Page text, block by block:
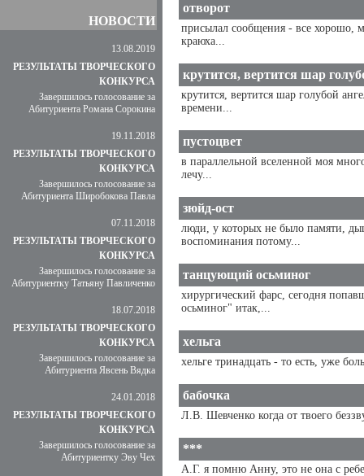
НОВОСТИ
13.08.2019
РЕЗУЛЬТАТЫ ТВОРЧЕСКОГО
КОНКУРСА
Завершилось голосование за
Абитуриента Романа Сорокина
19.11.2018
РЕЗУЛЬТАТЫ ТВОРЧЕСКОГО
КОНКУРСА
Завершилось голосование за
Абитуриента Широбокова Павла
07.11.2018
РЕЗУЛЬТАТЫ ТВОРЧЕСКОГО
КОНКУРСА
Завершилось голосование за
Абитуриентку Татьяну Павличенко
18.07.2018
РЕЗУЛЬТАТЫ ТВОРЧЕСКОГО
КОНКУРСА
Завершилось голосование за
Абитуриента Явсень Вядка
24.01.2018
РЕЗУЛЬТАТЫ ТВОРЧЕСКОГО
КОНКУРСА
Завершилось голосование за
Абитуриентку Эву Чех
отворот
присылал сообщения - все хорошо,
краюха...
крутится, вертится шар
крутится, вертится шар голубой
времени...
пустоцвет
в параллельной вселенной моя
лечу...
зюйд-ост
люди, у которых не было памяти,
воспоминания потому...
танцующий осьминог
хирургический фарс, сегодня
осьминог" итак,...
хельга
хельге тринадцать - то есть, уже
бабочка
Л.В. Шевченко когда от твоего
***
А.Г. я помню Анну, это не она с